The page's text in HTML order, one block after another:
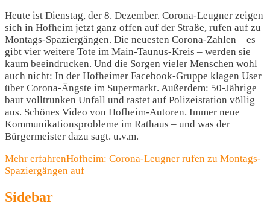
Heute ist Dienstag, der 8. Dezember. Corona-Leugner zeigen
sich in Hofheim jetzt ganz offen auf der Straße, rufen auf zu
Montags-Spaziergängen. Die neuesten Corona-Zahlen – es
gibt vier weitere Tote im Main-Taunus-Kreis – werden sie
kaum beeindrucken. Und die Sorgen vieler Menschen wohl
auch nicht: In der Hofheimer Facebook-Gruppe klagen User
über Corona-Ängste im Supermarkt. Außerdem: 50-Jährige
baut volltrunken Unfall und rastet auf Polizeistation völlig
aus. Schönes Video von Hofheim-Autoren. Immer neue
Kommunikationsprobleme im Rathaus – und was der
Bürgermeister dazu sagt. u.v.m.
Mehr erfahrenHofheim: Corona-Leugner rufen zu Montags-
Spaziergängen auf
Sidebar